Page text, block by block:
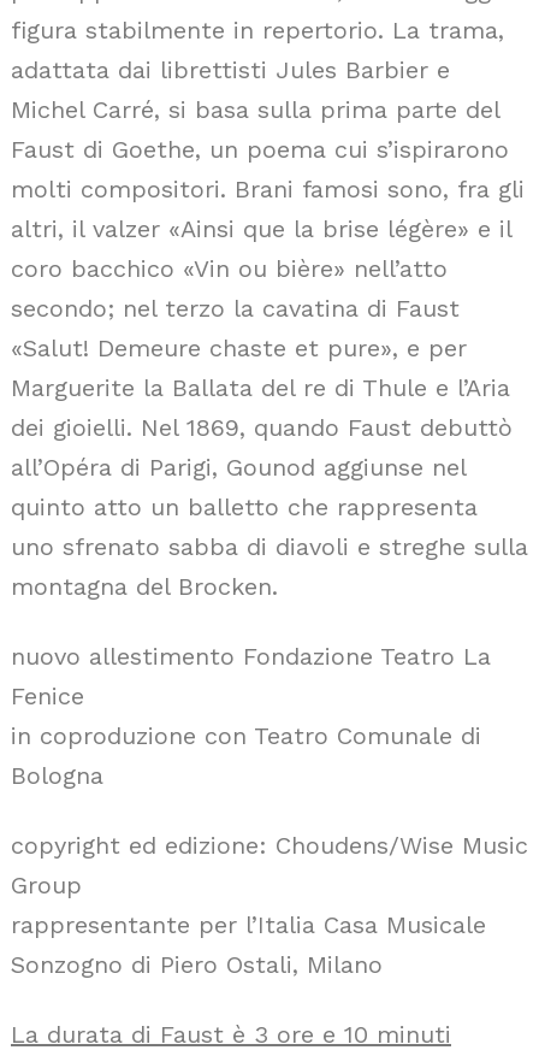
figura stabilmente in repertorio. La trama,
adattata dai librettisti Jules Barbier e
Michel Carré, si basa sulla prima parte del
Faust di Goethe, un poema cui s’ispirarono
molti compositori. Brani famosi sono, fra gli
altri, il valzer «Ainsi que la brise légère» e il
coro bacchico «Vin ou bière» nell’atto
secondo; nel terzo la cavatina di Faust
«Salut! Demeure chaste et pure», e per
Marguerite la Ballata del re di Thule e l’Aria
dei gioielli. Nel 1869, quando Faust debuttò
all’Opéra di Parigi, Gounod aggiunse nel
quinto atto un balletto che rappresenta
uno sfrenato sabba di diavoli e streghe sulla
montagna del Brocken.
nuovo allestimento Fondazione Teatro La
Fenice
in coproduzione con Teatro Comunale di
Bologna
copyright ed edizione: Choudens/Wise Music
Group
rappresentante per l’Italia Casa Musicale
Sonzogno di Piero Ostali, Milano
La durata di Faust è 3 ore e 10 minuti